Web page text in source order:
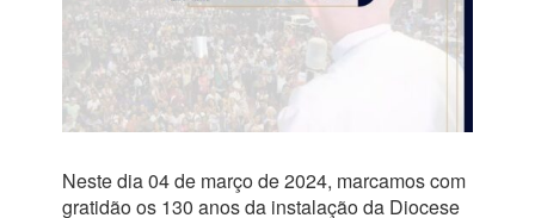
Neste dia 04 de março de 2024, marcamos com
gratidão os 130 anos da instalação da Diocese